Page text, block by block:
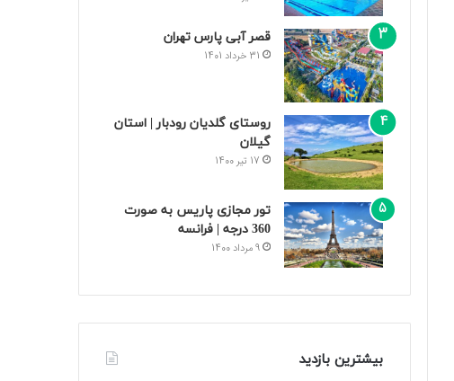
قصر آبی پارس تهران
31 خرداد 1401
روستای گلدیان رودبار | استان
گیلان
17 تیر 1400
تور مجازی پاریس به صورت
360 درجه | فرانسه
9 مرداد 1400
بیشترین بازدید